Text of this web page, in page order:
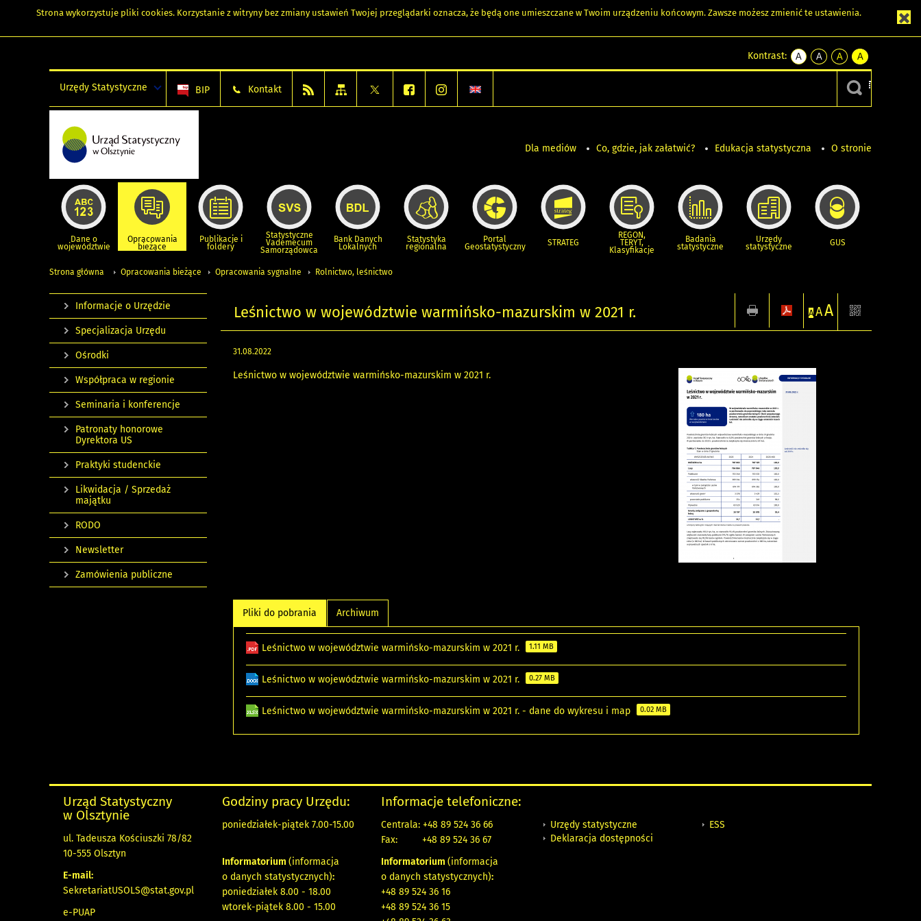
Strona wykorzystuje pliki cookies. Korzystanie z witryny bez zmiany ustawień Twojej przeglądarki oznacza, że będą one umieszczane w Twoim urządzeniu końcowym. Zawsze możesz zmienić te ustawienia.
Kontrast:
A
kontrast
A
kontrast
czarnym
A
kontrast
żółty
tekst
czarnym
A
kontrast
czarny
tekst
żółtym
Urzędy Statystyczne BIP Kontakt
Dla mediów Co, gdzie, jak załatwić? Edukacja statystyczna O stronie
Dane o
województwie
Opracowania
bieżące
Publikacje i
foldery
Statystyczne
Vademecum
Samorządowca
Bank Danych
Lokalnych
Statystyka
regionalna
Portal
Geostatystyczny STRATEG
REGON,
TERYT,
Klasyfikacje
Badania
statystyczne
Urzędy
statystyczne GUS
Strona główna Opracowania bieżące Opracowania sygnalne Rolnictwo, leśnictwo
Leśnictwo w województwie warmińsko-mazurskim w 2021 r. A AA
31.08.2022
Leśnictwo w województwie warmińsko-mazurskim w 2021 r.
Pliki do pobrania Archiwum
Leśnictwo w województwie warmińsko-mazurskim w 2021 r. 1.11 MB
Leśnictwo w województwie warmińsko-mazurskim w 2021 r. 0.27 MB
Leśnictwo w województwie warmińsko-mazurskim w 2021 r. - dane do wykresu i map 0.02 MB
Informacje o Urzędzie
Specjalizacja Urzędu
Ośrodki
Współpraca w regionie
Seminaria i konferencje
Patronaty honorowe
Dyrektora US
Praktyki studenckie
Likwidacja / Sprzedaż
majątku
RODO
Newsletter
Zamówienia publiczne
Urząd Statystyczny
w Olsztynie
ul. Tadeusza Kościuszki 78/82
10-555 Olsztyn
E-mail:
SekretariatUSOLS@stat.gov.pl
e-PUAP
Godziny pracy Urzędu:
poniedziałek-piątek 7.00-15.00
Informatorium (informacja
o danych statystycznych):
poniedziałek 8.00 - 18.00
wtorek-piątek 8.00 - 15.00
Informacje telefoniczne:
Centrala: +48 89 524 36 66
Fax:
+48 89 524 36 67
Informatorium (informacja
o danych statystycznych):
+48 89 524 36 16
+48 89 524 36 15
Urzędy statystyczne
Deklaracja dostępności
ESS